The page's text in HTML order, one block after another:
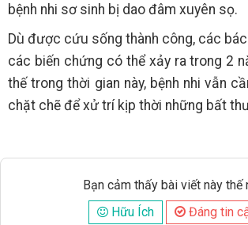
bệnh nhi sơ sinh bị dao đâm xuyên sọ.
Dù được cứu sống thành công, các
các biến chứng có thể xảy ra trong 2
thế trong thời gian này, bệnh nhi vẫn
chặt chẽ để xử trí kịp thời những bất
Bạn cảm thấy bài viết này thế
Hữu Ích
Đáng tin